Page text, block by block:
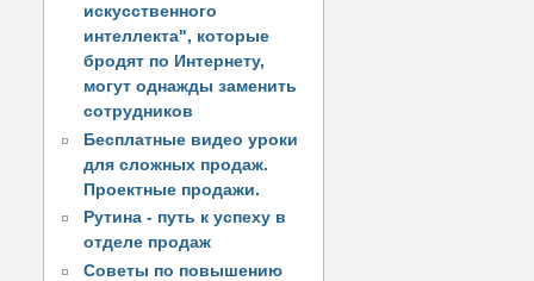
искусственного
интеллекта", которые
бродят по Интернету,
могут однажды заменить
сотрудников
Бесплатные видео уроки
для сложных продаж.
Проектные продажи.
Рутина - путь к успеху в
отделе продаж
Советы по повышению